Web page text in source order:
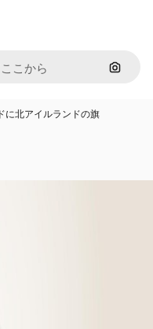
画像で
に北アイルランドの旗